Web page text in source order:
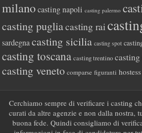
milano casting napoli casting palermo
casting pugliacasting rai
sardegna casting sicilia casting spot
casting toscana casting trentino
casting veneto comparse figuranti hostess
Cerchiamo sempre di verificare i casting
curati da altre agenzie e non dalla nostra,
buona fede. Quindi consigliamo di